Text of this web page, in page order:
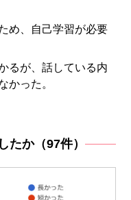
め、自己学習が必要
るが、話している内
かった。
たか（97件）